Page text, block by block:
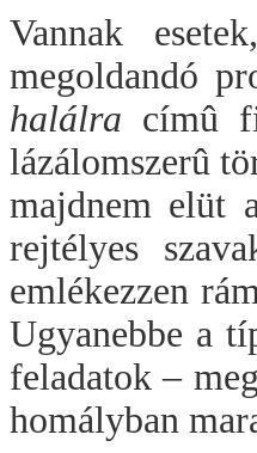
Vannak
megoldandó
halálra címû
lázálomszerû
majdnem elüt
rejtélyes
emlékezzen
Ugyanebbe a
feladatok –
homályban